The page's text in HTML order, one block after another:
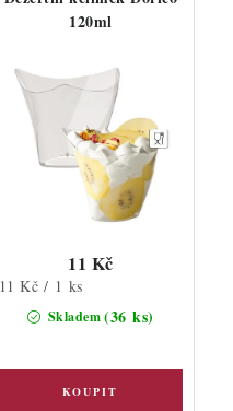
120ml
Skladem(36 ks)
11 Kč
Měrná
cena:
11 Kč / 1 ks